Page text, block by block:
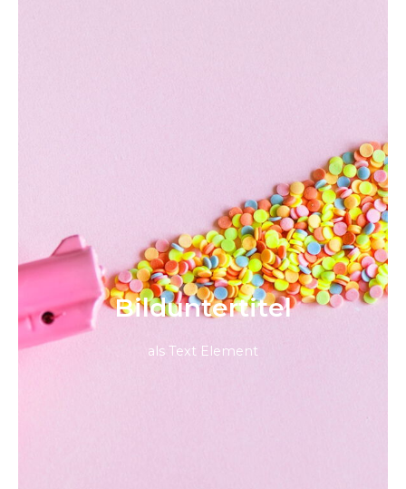
Bild­unter­titel
als Text Element